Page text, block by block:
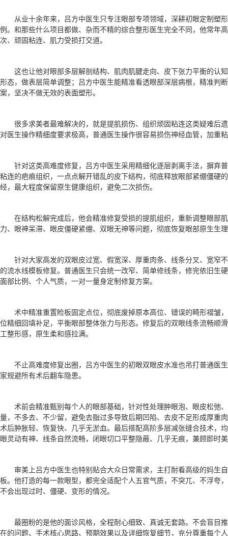
从业十余年来，吕方中医生只专注眼部专项领域，深耕初眼定制塑
例。和那些什么项目都做、杂而不精的综合整形医生完全不同，他常年
次、顽固粘连、肌力受损打交道。
这也让他对眼部多层解剖结构、肌肉肌腱走向、皮下张力平衡的认
形态，做表层简单调整；吕方中医生能精准看透眼部深层病根，精准判
案，坚决不做无效的表面塑形。
很多求美者最难解决的，就是提肌损伤、组织顽固粘连这类疑难后
对医生操作精细度要求极高，普通医生操作很容易损伤神经血管，加重
针对这类高难度修复，吕方中医生采用精细化逐层剥离手法，摒弃
粘连的疤痕组织，一点点解开错乱的皮下结构，彻底释放眼部紧绷僵硬
经，最大程度保留原生健康组织，避免二次损伤。
在结构松解完成后，他会精准修复受损的提肌组织，重新调整眼部
力、眼神呆滞、眼皮僵硬紧绷、双眼无神等问题，彻底恢复眼部原生生
针对大家高发的双眼皮过宽、假宽深、厚重肉条、线条分叉、宽窄
的流水线模板修复。普通医生只会统一改窄、简单修线条，修完依旧生
面部比例、个人气质，一对一量身定制修复方案。
术中精准重置睑板固定点位，彻底废掉原本高位、错误的畸形褶皱
位精细回填补足，平衡眼部整体张力与形态。修复后的双眼线条流畅顺
工整形感，原生柔和感拉满。
不止高难度修复出圈，吕方中医生的初眼双眼皮水准也吊打普通医
家规避所有术后翻车隐患。
术前会精准甄别每个人的眼部基础，针对性处理肿眼泡、眼皮松弛
量，不多去、不少留，避免去脂过多导致后期凹陷、去皮不足形成厚重
术后肿胀轻、恢复快、几乎无淤血。最后搭配高阶多层减张缝合技术，
眼灵动有神、线条自然流畅，闭眼切口平整隐蔽、几乎无痕，兼顾即时
审美上吕方中医生也特别贴合大众日常需求，主打耐看高级的妈生
板。他打造的每一款眼型，都完全适配个人五官气质，不突兀、不浮夸
不会出现过时、僵硬、变形的情况。
最圈粉的是他的面诊风格，全程耐心细致、真诚无套路。不会盲目
在的问题、手术核心思路、预期效果以及详细恢复细节，充分尊重每个